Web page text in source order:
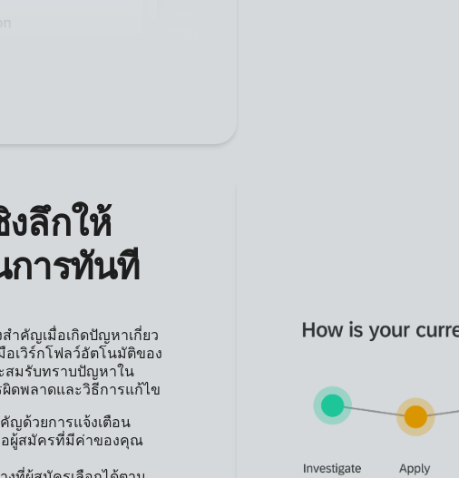
ลึกให้
การทันที
ำคัญเมื่อเกิดปัญหาเกี่ยว
เวิร์กโฟลว์อัตโนมัติของ
สมรับทราบปัญหาใน
ดพลาดและวิธีการแก้ไข
ญด้วยการแจ้งเตือน
ผู้สมัครที่มีค่าของคุณ